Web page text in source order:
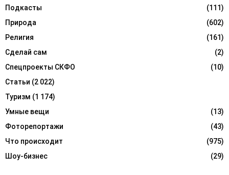
Подкасты
(111)
Природа
(602)
Религия
(161)
Сделай сам
(2)
Спецпроекты СКФО
(10)
Статьи (2 022)
Туризм (1 174)
Умные вещи
(13)
Фоторепортажи
(43)
Что происходит
(975)
Шоу-бизнес
(29)